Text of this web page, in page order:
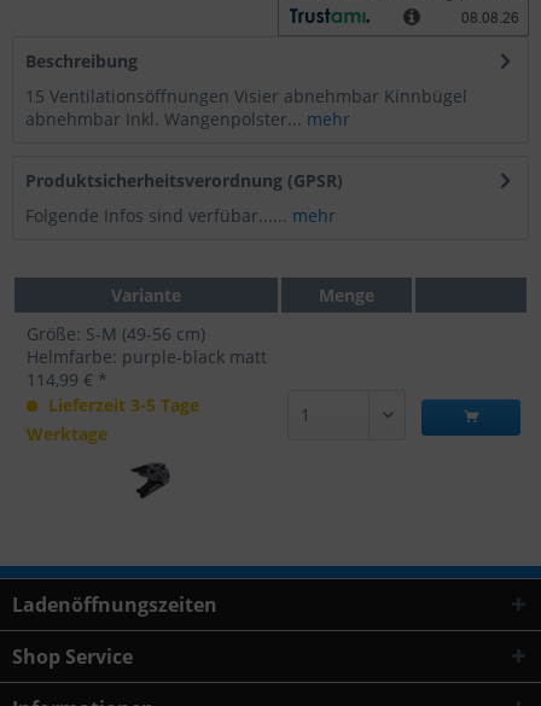
Beschreibung
15 Ventilationsöffnungen Visier abnehmbar Kinnbügel
abnehmbar Inkl. Wangenpolster... mehr
Produktsicherheitsverordnung (GPSR)
Folgende Infos sind verfübar...... mehr
Variante
Menge
Größe: S-M (49-56 cm)
Helmfarbe: purple-black matt
114,99 € *
Lieferzeit 3-5 Tage
Werktage
Ladenöffnungszeiten
Shop Service